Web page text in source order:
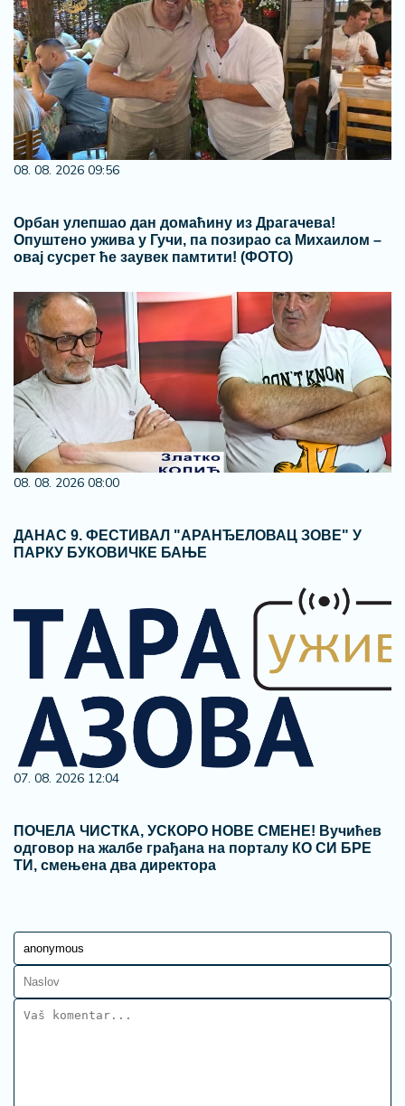
08. 08. 2026 09:56
Oрбан улепшао дан домаћину из Драгачева!
Опуштено ужива у Гучи, па позирао са Михаилом –
овај сусрет ће заувек памтити! (ФОТО)
08. 08. 2026 08:00
ДАНАС 9. ФЕСТИВАЛ "АРАНЂЕЛОВАЦ ЗОВЕ" У
ПАРКУ БУКОВИЧКЕ БАЊЕ
07. 08. 2026 12:04
ПОЧЕЛА ЧИСТКА, УСКОРО НОВЕ СМЕНЕ! Вучићев
одговор на жалбе грађана на порталу КО СИ БРЕ
ТИ, смењена два директора